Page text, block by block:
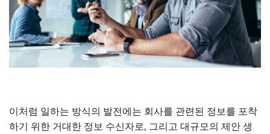
이처럼 일하는 방식의 발전에는 회사를 관련된 정보를 포착
하기 위한 거대한 정보 수신자로, 그리고 대규모의 제안 생